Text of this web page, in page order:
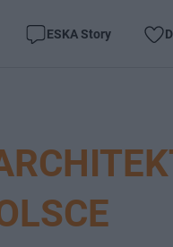
ESKA Story